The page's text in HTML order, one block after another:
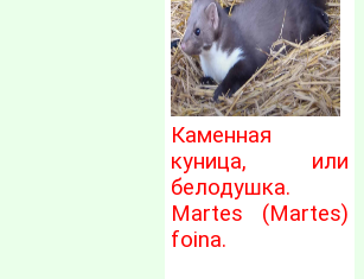
Каменная
куница, или
белодушка.
Martes (Martes)
foina.